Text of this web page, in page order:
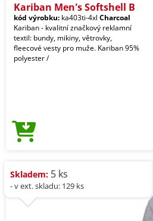
Kariban Men's Softshell B
kód výrobku: ka403ti-4xl Charcoal
Kariban - kvalitní značkový reklamní
textil: bundy, mikiny, větrovky,
fleecové vesty pro muže. Kariban 95%
polyester /
Skladem: 5 ks
- v ext. skladu: 129 ks